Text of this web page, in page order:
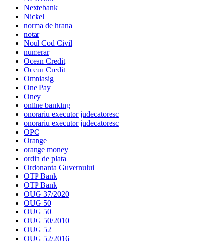
Nextebank
Nickel
norma de hrana
notar
Noul Cod Civil
numerar
Ocean Credit
Ocean Credit
Omniasig
One Pay
Oney
online banking
onorariu executor judecatoresc
onorariu executor judecatoresc
OPC
Orange
orange money
ordin de plata
Ordonanta Guvernului
OTP Bank
OTP Bank
OUG 37/2020
OUG 50
OUG 50
OUG 50/2010
OUG 52
OUG 52/2016